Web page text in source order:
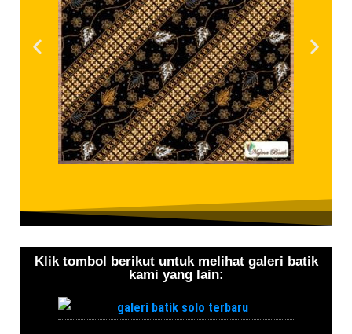
Klik tombol berikut untuk melihat galeri batik
kami yang lain: